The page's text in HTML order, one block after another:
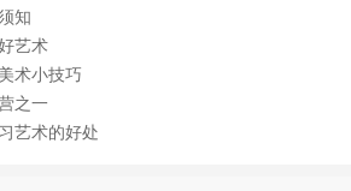
知
艺术
术小技巧
之一
艺术的好处